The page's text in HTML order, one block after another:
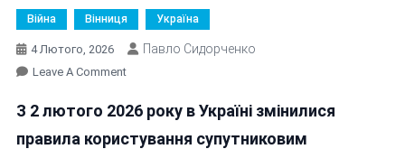
Війна Вінниця Україна
4 Лютого, 2026 Павло Сидорченко
Leave A CommentOn
В
Україні
З 2 лютого 2026 року в Україні змінилися
правила користування супутниковим